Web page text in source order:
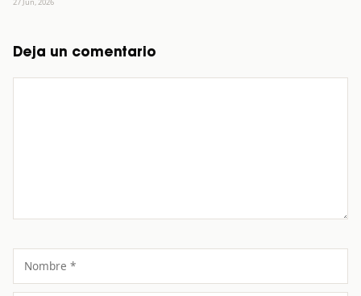
27 Jun, 2026
Deja un comentario
Nombre